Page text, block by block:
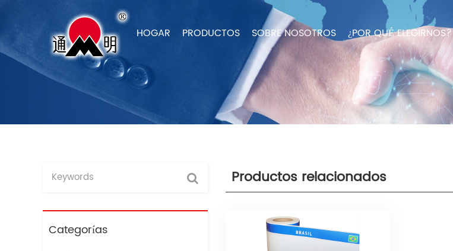
HOGAR PRODUCTOS SOBRE NOSOTROS ¿POR QUÉ ELEGIRNOS?
Categorías
Productos relacionados